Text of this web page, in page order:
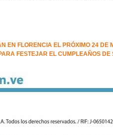
EN FLORENCIA EL PRÓXIMO 24 DE
FESTEJAR EL CUMPLEAÑOS DE